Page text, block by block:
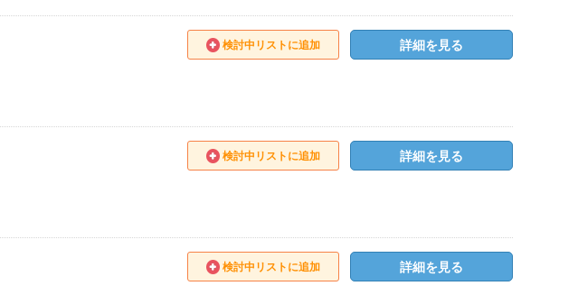
検討中リストに追加 詳細を見る
検討中リストに追加 詳細を見る
検討中リストに追加 詳細を見る